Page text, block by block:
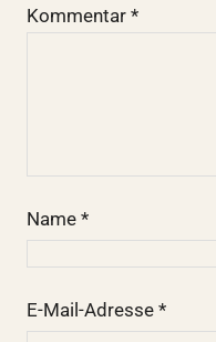
Kommentar *
Name *
E-Mail-Adresse *